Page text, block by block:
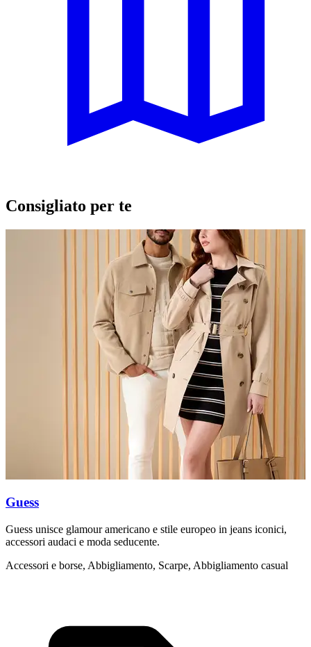
Consigliato per te
Guess
Guess unisce glamour americano e stile europeo in jeans iconici,
accessori audaci e moda seducente.
Accessori e borse, Abbigliamento, Scarpe, Abbigliamento casual